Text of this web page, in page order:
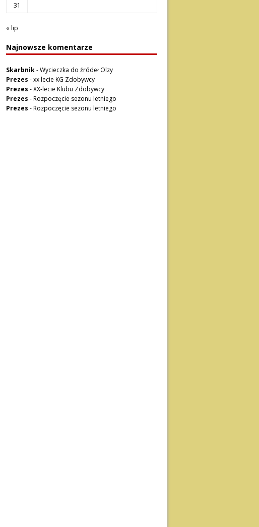
31
« lip
Najnowsze komentarze
Skarbnik-Wycieczka do źródeł Olzy
Prezes -xx lecie KG Zdobywcy
Prezes -XX-lecie Klubu Zdobywcy
Prezes -Rozpoczęcie sezonu letniego
Prezes -Rozpoczęcie sezonu letniego